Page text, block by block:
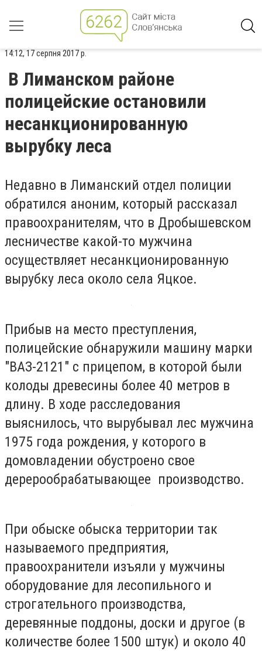
14:12, 17 серпня 2017 р.
В Лиманском районе
полицейские остановили
несанкционированную
вырубку леса
Недавно в Лиманский отдел полиции
обратился аноним, который рассказал
правоохранителям, что в Дробышевском
лесничестве какой-то мужчина
осуществляет несанкционированную
вырубку леса около села Яцкое.
Прибыв на место преступления,
полицейские обнаружили машину марки
"ВАЗ-2121" с прицепом, в которой были
колоды древесины более 40 метров в
длину. В ходе расследования
выяснилось, что вырубывал лес мужчина
1975 года рождения, у которого в
домовладении обустроено свое
дерерообрабатывающее производство.
При обыске обыска территории так
называемого предприятия,
правоохранители изъяли у мужчины
оборудование для лесопильного и
строгательного производства,
деревянные поддоны, доски и другое (в
количестве более 1500 штук) и около 40